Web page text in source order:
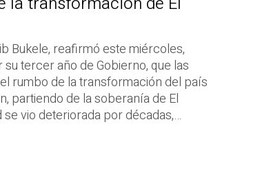
Bukele, reafirmó este miércoles,
tercer año de Gobierno, que las
rumbo de la transformación del país
partiendo de la soberanía de El
vio deteriorada por décadas,…